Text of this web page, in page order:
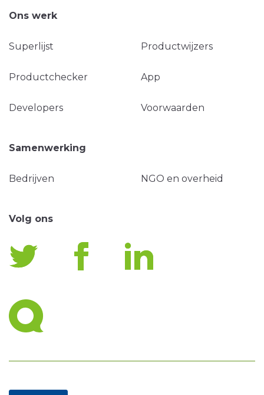
Ons werk
Superlijst Productwijzers
Productchecker App
Developers Voorwaarden
Samenwerking
Bedrijven NGO en overheid
Volg ons